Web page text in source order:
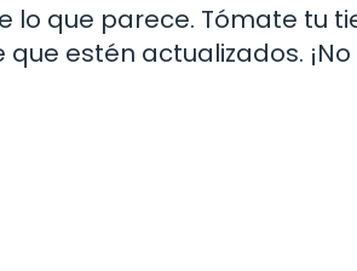
lo que parece. Tómate tu
estén actualizados. ¡No